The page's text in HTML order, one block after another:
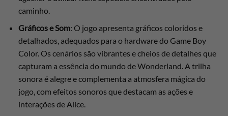
caminho.
Gráficos e Som: O jogo apresenta gráficos coloridos e
detalhados, adequados para o hardware do Game Boy
Color. Os cenários são vibrantes e cheios de detalhes que
capturam a essência do mundo de Wonderland. A trilha
sonora é alegre e complementa a atmosfera mágica do
jogo, com efeitos sonoros que destacam as ações e
interações de Alice.